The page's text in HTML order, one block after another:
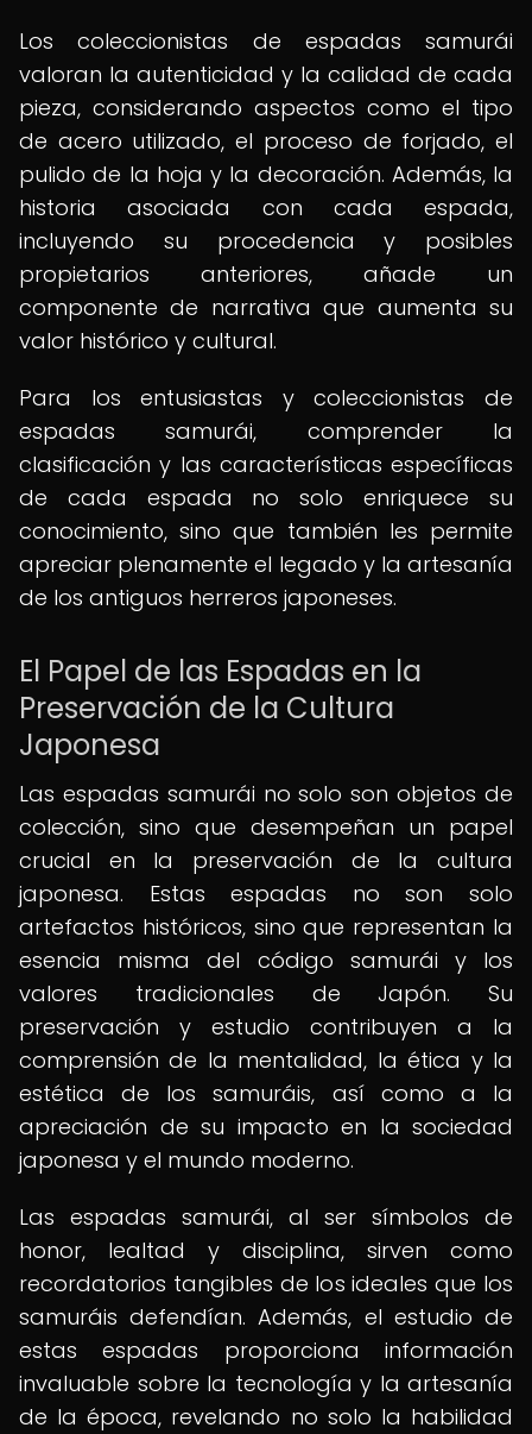
Los coleccionistas de espadas samurái
valoran la autenticidad y la calidad de cada
pieza, considerando aspectos como el tipo
de acero utilizado, el proceso de forjado, el
pulido de la hoja y la decoración. Además, la
historia asociada con cada espada,
incluyendo su procedencia y posibles
propietarios anteriores, añade un
componente de narrativa que aumenta su
valor histórico y cultural.
Para los entusiastas y coleccionistas de
espadas samurái, comprender la
clasificación y las características específicas
de cada espada no solo enriquece su
conocimiento, sino que también les permite
apreciar plenamente el legado y la artesanía
de los antiguos herreros japoneses.
El Papel de las Espadas en la
Preservación de la Cultura
Japonesa
Las espadas samurái no solo son objetos de
colección, sino que desempeñan un papel
crucial en la preservación de la cultura
japonesa. Estas espadas no son solo
artefactos históricos, sino que representan la
esencia misma del código samurái y los
valores tradicionales de Japón. Su
preservación y estudio contribuyen a la
comprensión de la mentalidad, la ética y la
estética de los samuráis, así como a la
apreciación de su impacto en la sociedad
japonesa y el mundo moderno.
Las espadas samurái, al ser símbolos de
honor, lealtad y disciplina, sirven como
recordatorios tangibles de los ideales que los
samuráis defendían. Además, el estudio de
estas espadas proporciona información
invaluable sobre la tecnología y la artesanía
de la época, revelando no solo la habilidad